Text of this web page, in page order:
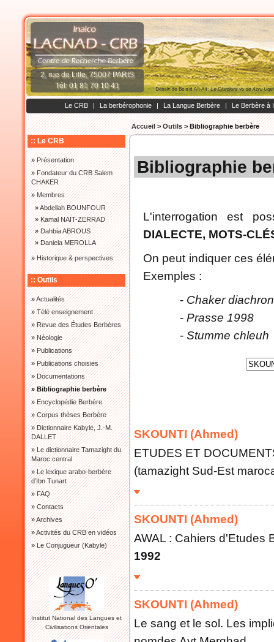
2, rue de Lille, 75007 PARIS
Tél: 01 81 70 10 41
Le CRB | La berbérophonie | La Langue Berbère | Le Berbère à
Accueil>Outils>Bibliographie berbère
:: Le CRB
»Présentation
»Fondateur du CRB Salem
CHAKER
»Membres
»Abdellah BOUNFOUR
»Kamal NAÏT-ZERRAD
»Dahbia ABROUS
»Daniela MEROLLA
»Historique & perspectives
:: Outils
»Actualités
»Télé enseignement
»Revue des Études Berbères
»Néologie
»Publications
»Publications choisies
»Documentations
» Bibliographie berbère
»Encyclopédie Berbère
»Corpus thèses Berbère
»Dictionnaire Kabyle, J.-M.
DALLET
»Le dictionnaire Tamazight du
Maroc central
»Le lexique arabo-berbère
d’Ibn Tunart
»FAQ
»Contacts
»Archives
»Activités du CRB en vidéos
»Le Conjugueur (Kabyle)
Institut National des Langues et
Civilisations Orientales
Bibliographie
L'interrogation est
DIALECTE, MOTS-
On peut indiquer ces
Exemples :
- Chaker
- Prasse 1998
- Stumme chleuh
SKOUNTI (Ahmed)
ETUDES ET
(tamazight Sud-Est
SKOUNTI (Ahmed)
AWAL : Cahiers d'Etudes
1992
SKOUNTI (Ahmed)
Le sang et le sol. Les